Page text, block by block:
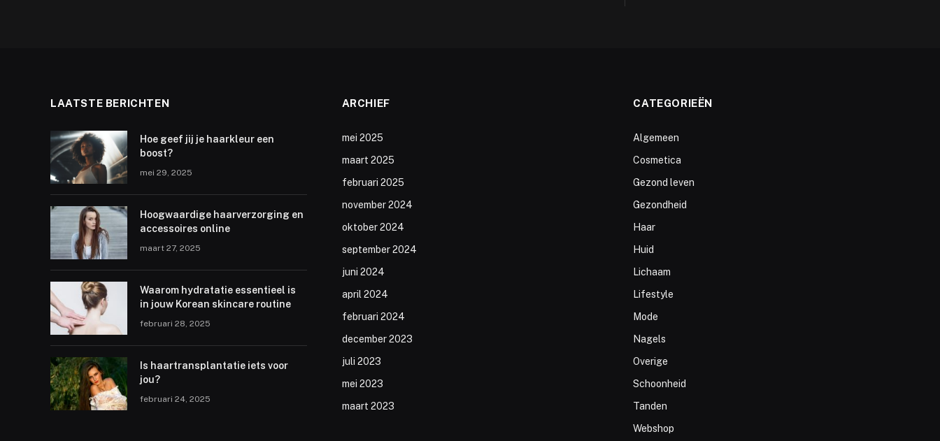
LAATSTE BERICHTEN
Hoe geef jij je haarkleur een
boost?
mei 29, 2025
Hoogwaardige haarverzorging en
accessoires online
maart 27, 2025
Waarom hydratatie essentieel is
in jouw Korean skincare routine
februari 28, 2025
Is haartransplantatie iets voor
jou?
februari 24, 2025
ARCHIEF
mei 2025
maart 2025
februari 2025
november 2024
oktober 2024
september 2024
juni 2024
april 2024
februari 2024
december 2023
juli 2023
mei 2023
maart 2023
CATEGORIEËN
Algemeen
Cosmetica
Gezond leven
Gezondheid
Haar
Huid
Lichaam
Lifestyle
Mode
Nagels
Overige
Schoonheid
Tanden
Webshop